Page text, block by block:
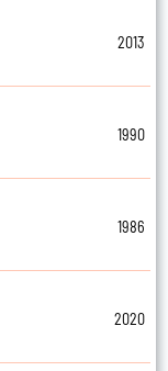
2013
1990
1986
2020